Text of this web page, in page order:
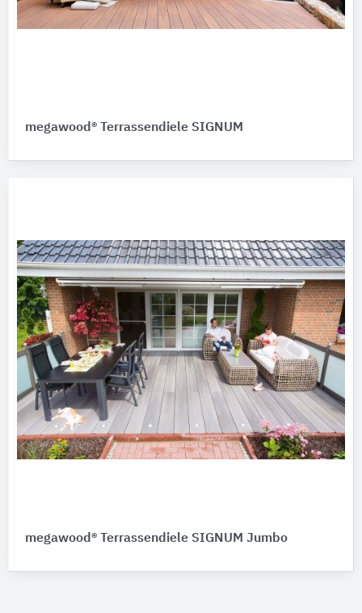
megawood® Terrassendiele SIGNUM
megawood® Terrassendiele SIGNUM Jumbo